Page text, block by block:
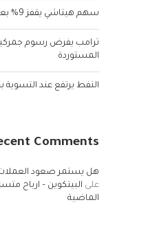
سهم هيتاشي يقفز 9% بعد شراكة استراتيجية مع أوبن إيه آي
المستوردة
النفط يرتفع عند التسوية بنحو 1.5% مع
Comments
هل يستمر صعود العملات الرقمية في
على البيتكوين – ارباح
الماضية